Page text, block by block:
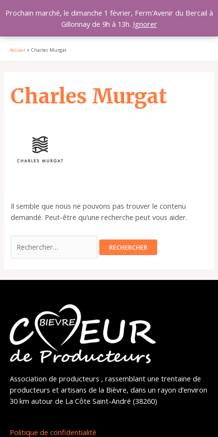
au
Accueil Charles Murgat
Charles Murgat
Il semble que nous ne pouvons pas trouver le contenu
demandé. Peut-être qu’une recherche peut vous aider.
Association de producteurs , rassemblant une trentaine de
producteurs et artisans de la Bièvre, dans un rayon d’environ
30 km autour de La Côte Saint-André (38260)
Politique de confidentialité
Prochain marché, le dimanche 1 février, Ferm'Avenir du Bercail à
Gillonnay de 9h à 13h. Ignorer